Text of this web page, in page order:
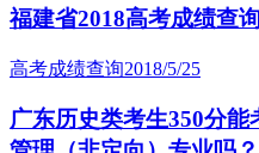
福建省2018高考成绩查
高考成绩查询2018/5/25
广东历史类考生350分